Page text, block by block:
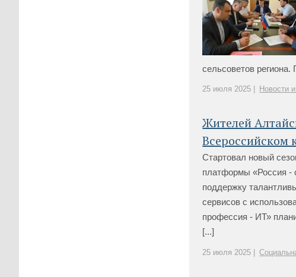
сельсоветов
25 июля 2025 | Новости
Жителей
Всероссийском
Стартовал новый
платформы «Россия -
поддержку
сервисов с
профессия - ИТ»
[...]
25 июля 2025 |